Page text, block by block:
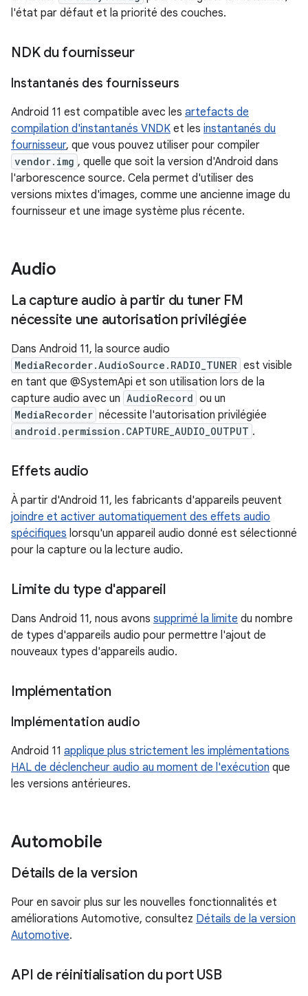
l'état par défaut et la priorité des couches.
NDK du fournisseur
Instantanés des fournisseurs
Android 11 est compatible avec les artefacts de
compilation d'instantanés VNDK et les instantanés du
fournisseur, que vous pouvez utiliser pour compiler
vendor.img , quelle que soit la version d'Android dans
l'arborescence source. Cela permet d'utiliser des
versions mixtes d'images, comme une ancienne image du
fournisseur et une image système plus récente.
Audio
La capture audio à partir du tuner FM
nécessite une autorisation privilégiée
Dans Android 11, la source audio
MediaRecorder.AudioSource.RADIO_TUNER est visible
en tant que @SystemApi et son utilisation lors de la
capture audio avec un AudioRecord ou un
MediaRecorder nécessite l'autorisation privilégiée
android.permission.CAPTURE_AUDIO_OUTPUT .
Effets audio
À partir d'Android 11, les fabricants d'appareils peuvent
joindre et activer automatiquement des effets audio
spécifiques lorsqu'un appareil audio donné est sélectionné
pour la capture ou la lecture audio.
Limite du type d'appareil
Dans Android 11, nous avons supprimé la limite du nombre
de types d'appareils audio pour permettre l'ajout de
nouveaux types d'appareils audio.
Implémentation
Implémentation audio
Android 11 applique plus strictement les implémentations
HAL de déclencheur audio au moment de l'exécution que
les versions antérieures.
Automobile
Détails de la version
Pour en savoir plus sur les nouvelles fonctionnalités et
améliorations Automotive, consultez Détails de la version
Automotive.
API de réinitialisation du port USB